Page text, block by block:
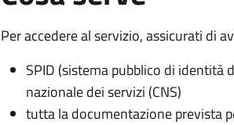
Per accedere al servizio, assicurati di
SPID (sistema pubblico di identità
nazionale dei servizi (CNS)
tutta la documentazione prevista